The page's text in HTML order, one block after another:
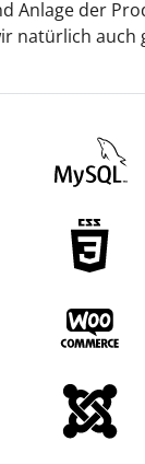
Anlage der
natürlich auch